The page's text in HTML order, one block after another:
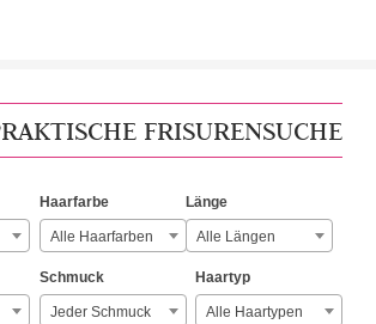
FRISURENSUCHE
Haarfarbe
Alle Haarfarben
Länge
Alle Längen
Schmuck
Jeder Schmuck
Haartyp
Alle Haartypen